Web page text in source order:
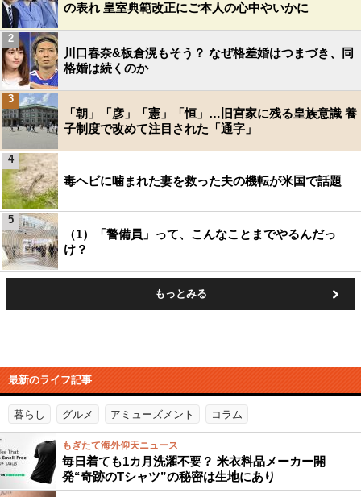
の表れ 皇室典範改正にご本人の心中やいかに
川口春奈&板倉滉もそう？ なぜ格差婚はつまづき、同
格婚は続くのか
2
「朝」「彦」「憲」「恒」…旧宮家に残る皇族意識 養
子制度で改めて注目された「通字」
3
毒ヘビに噛まれた妻を救った夫の機転が米国で話題
4
（1）「警備員」って、こんなことまでやるんだっ
け？
5
もっとみる
最新のライフ記事
暮らし グルメ アミューズメント コラム
もぎたて海外仰天ニュース
毎日着ても1カ月洗濯不要？ 米衣料品メーカー開
発“奇跡のTシャツ”の秘密は生地にあり